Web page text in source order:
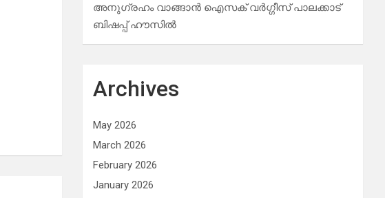
അനുഗ്രഹം വാങ്ങാൻ ഐസക് വര്‍ഗ്ഗീസ് പാലക്കാട്
ബിഷപ്പ് ഹൗസില്‍
Archives
May 2026
March 2026
February 2026
January 2026